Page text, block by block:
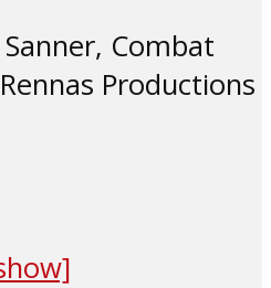
Combat
Productions